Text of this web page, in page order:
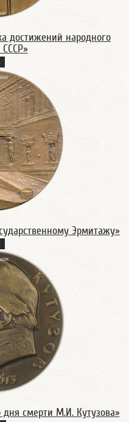
достижений народного
СССР»
Эрмитажу»
дня смерти М.И. Кутузова»